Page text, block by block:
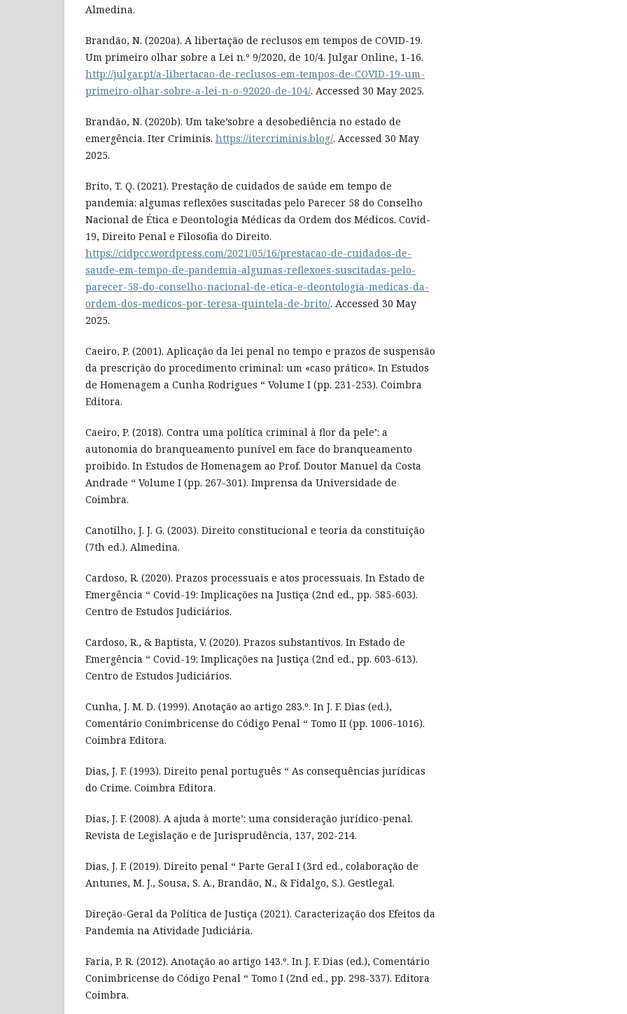
Almedina.
Brandão, N. (2020a). A libertação de reclusos em tempos de COVID-19.
Um primeiro olhar sobre a Lei n.º 9/2020, de 10/4. Julgar Online, 1-16.
http://julgar.pt/a-libertacao-de-reclusos-em-tempos-de-COVID-19-um-
primeiro-olhar-sobre-a-lei-n-o-92020-de-104/. Accessed 30 May 2025.
Brandão, N. (2020b). Um take’sobre a desobediência no estado de
emergência. Iter Criminis. https://itercriminis.blog/. Accessed 30 May
2025.
Brito, T. Q. (2021). Prestação de cuidados de saúde em tempo de
pandemia: algumas reflexões suscitadas pelo Parecer 58 do Conselho
Nacional de Ética e Deontologia Médicas da Ordem dos Médicos. Covid-
19, Direito Penal e Filosofia do Direito.
https://cidpcc.wordpress.com/2021/05/16/prestacao-de-cuidados-de-
saude-em-tempo-de-pandemia-algumas-reflexoes-suscitadas-pelo-
parecer-58-do-conselho-nacional-de-etica-e-deontologia-medicas-da-
ordem-dos-medicos-por-teresa-quintela-de-brito/. Accessed 30 May
2025.
Caeiro, P. (2001). Aplicação da lei penal no tempo e prazos de suspensão
da prescrição do procedimento criminal: um «caso prático». In Estudos
de Homenagem a Cunha Rodrigues “ Volume I (pp. 231-253). Coimbra
Editora.
Caeiro, P. (2018). Contra uma política criminal à flor da pele’: a
autonomia do branqueamento punível em face do branqueamento
proibido. In Estudos de Homenagem ao Prof. Doutor Manuel da Costa
Andrade “ Volume I (pp. 267-301). Imprensa da Universidade de
Coimbra.
Canotilho, J. J. G. (2003). Direito constitucional e teoria da constituição
(7th ed.). Almedina.
Cardoso, R. (2020). Prazos processuais e atos processuais. In Estado de
Emergência “ Covid-19: Implicações na Justiça (2nd ed., pp. 585-603).
Centro de Estudos Judiciários.
Cardoso, R., & Baptista, V. (2020). Prazos substantivos. In Estado de
Emergência “ Covid-19: Implicações na Justiça (2nd ed., pp. 603-613).
Centro de Estudos Judiciários.
Cunha, J. M. D. (1999). Anotação ao artigo 283.º. In J. F. Dias (ed.),
Comentário Conimbricense do Código Penal “ Tomo II (pp. 1006-1016).
Coimbra Editora.
Dias, J. F. (1993). Direito penal português “ As consequências jurídicas
do Crime. Coimbra Editora.
Dias, J. F. (2008). A ajuda à morte’: uma consideração jurídico-penal.
Revista de Legislação e de Jurisprudência, 137, 202-214.
Dias, J. F. (2019). Direito penal “ Parte Geral I (3rd ed., colaboração de
Antunes, M. J., Sousa, S. A., Brandão, N., & Fidalgo, S.). Gestlegal.
Direção-Geral da Política de Justiça (2021). Caracterização dos Efeitos da
Pandemia na Atividade Judiciária.
Faria, P. R. (2012). Anotação ao artigo 143.º. In J. F. Dias (ed.), Comentário
Conimbricense do Código Penal “ Tomo I (2nd ed., pp. 298-337). Editora
Coimbra.